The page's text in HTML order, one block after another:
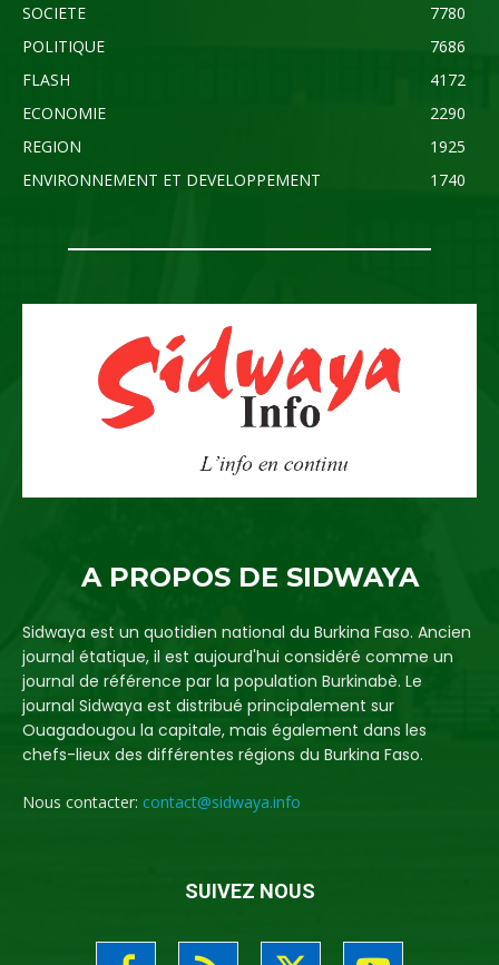
SOCIETE
7780
POLITIQUE
7686
FLASH
4172
ECONOMIE
2290
REGION
1925
ENVIRONNEMENT ET DEVELOPPEMENT
1740
A PROPOS DE SIDWAYA
Sidwaya est un quotidien national du Burkina Faso. Ancien
journal étatique, il est aujourd'hui considéré comme un
journal de référence par la population Burkinabè. Le
journal Sidwaya est distribué principalement sur
Ouagadougou la capitale, mais également dans les
chefs-lieux des différentes régions du Burkina Faso.
Nous contacter: contact@sidwaya.info
SUIVEZ NOUS